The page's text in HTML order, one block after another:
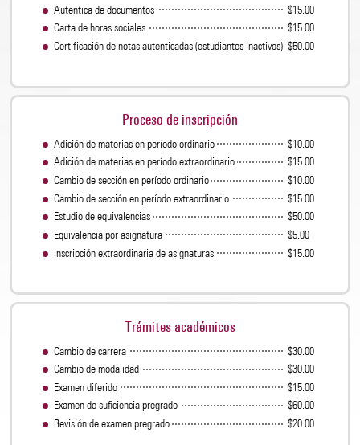
Autentica de documentos
$15.00
Carta de horas sociales
$15.00
Certificación de notas autenticadas (estudiantes inactivos) $50.00
Proceso de inscripción
Adición de materias en período ordinario
$10.00
Adición de materias en período extraordinario
$15.00
Cambio de sección en período ordinario
$10.00
Cambio de sección en período extraordinario
$15.00
Estudio de equivalencias
$50.00
Equivalencia por asignatura
$5.00
Inscripción extraordinaria de asignaturas
$15.00
Trámites académicos
Cambio de carrera
$30.00
Cambio de modalidad
$30.00
Examen diferido
$15.00
Examen de suﬁciencia pregrado
$60.00
Revisión de examen pregrado
$20.00